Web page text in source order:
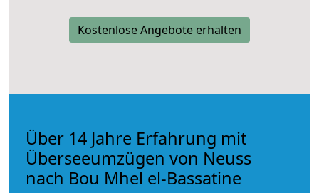
Kostenlose Angebote erhalten
Über 14 Jahre Erfahrung mit
Überseeumzügen von Neuss
nach Bou Mhel el-Bassatine